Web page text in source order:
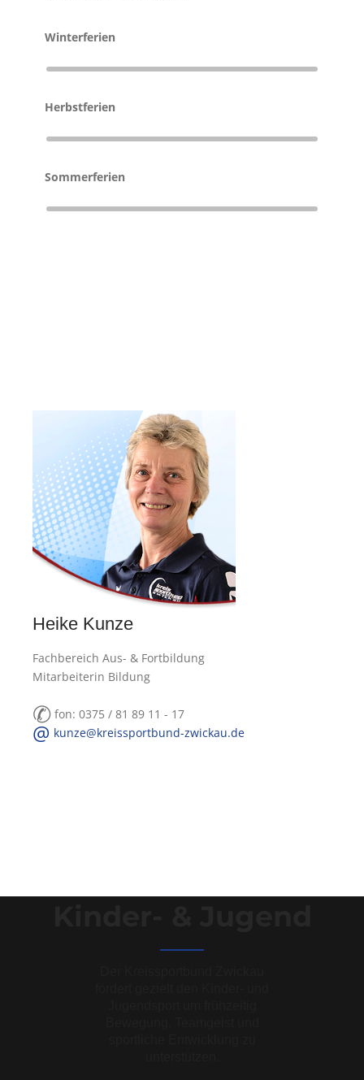
Winterferien
Herbstferien
Sommerferien
Heike Kunze
Fachbereich Aus- & Fortbildung
Mitarbeiterin Bildung
✆ fon: 0375 / 81 89 11 - 17
@ kunze@kreissportbund-zwickau.de